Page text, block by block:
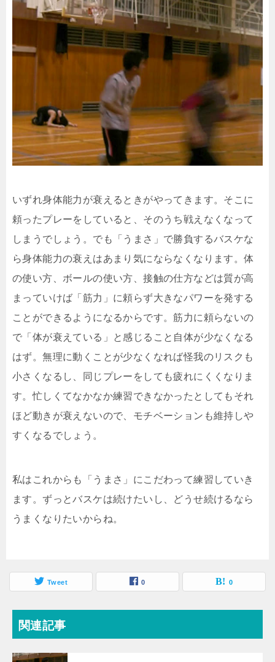
いずれ身体能力が衰えるときがやってきます。そこに
頼ったプレーをしていると、そのうち戦えなくなって
しまうでしょう。でも「うまさ」で勝負するバスケな
ら身体能力の衰えはあまり気にならなくなります。体
の使い方、ボールの使い方、接触の仕方などは質が高
まっていけば「筋力」に頼らず大きなパワーを発する
ことができるようになるからです。筋力に頼らないの
で「体が衰えている」と感じること自体が少なくなる
はず。無理に動くことが少なくなれば怪我のリスクも
小さくなるし、同じプレーをしても疲れにくくなりま
す。忙しくてなかなか練習できなかったとしてもそれ
ほど動きが衰えないので、モチベーションも維持しや
すくなるでしょう。
私はこれからも「うまさ」にこだわって練習していき
ます。ずっとバスケは続けたいし、どうせ続けるなら
うまくなりたいからね。
Tweet 0 0
関連記事